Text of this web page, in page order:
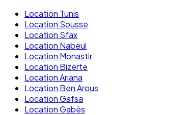
Location Tunis
Location Sousse
Location Sfax
Location Nabeul
Location Monastir
Location Bizerte
Location Ariana
Location Ben Arous
Location Gafsa
Location Gabès